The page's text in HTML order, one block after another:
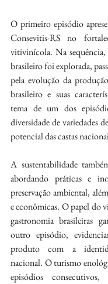
O primeiro episódio
Consevitis-RS no
vitivinícola. Na
brasileiro foi explorada,
pela evolução da
brasileiro e suas
tema de um dos
diversidade de variedades
potencial das castas
A sustentabilidade
abordando práticas e
preservação ambiental,
e econômicas. O papel do
gastronomia brasileiras
outro episódio,
produto com a
nacional. O turismo
episódios consecutivos,